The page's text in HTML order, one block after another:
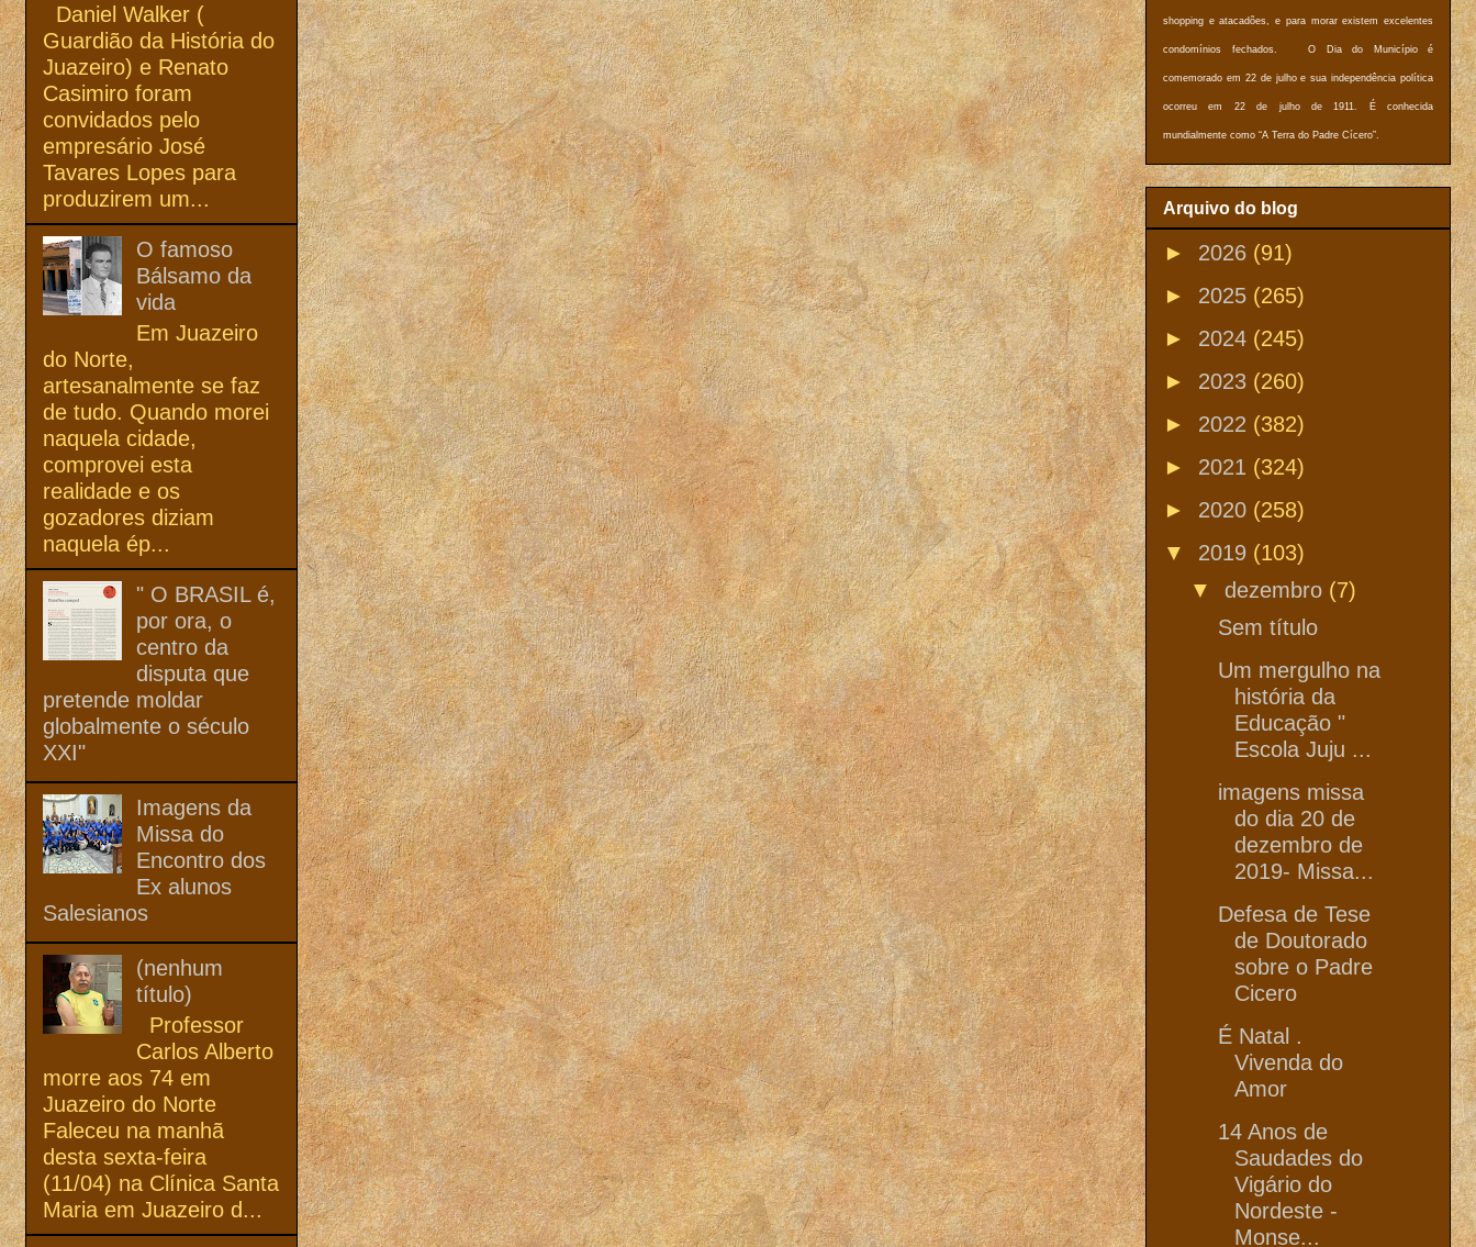
Daniel Walker (
Guardião da História do
Juazeiro) e Renato
Casimiro foram
convidados pelo
empresário José
Tavares Lopes para
produzirem um...
O famoso
Bálsamo da
vida
Em Juazeiro
do Norte,
artesanalmente se faz
de tudo. Quando morei
naquela cidade,
comprovei esta
realidade e os
gozadores diziam
naquela ép...
" O BRASIL é,
por ora, o
centro da
disputa que
pretende moldar
globalmente o século
XXI"
Imagens da
Missa do
Encontro dos
Ex alunos
Salesianos
(nenhum
título)
Professor
Carlos Alberto
morre aos 74 em
Juazeiro do Norte
Faleceu na manhã
desta sexta-feira
(11/04) na Clínica Santa
Maria em Juazeiro d...
shopping e atacadões, e para morar existem excelentes
condomínios fechados. O Dia do Município é
comemorado em 22 de julho e sua independência política
ocorreu em 22 de julho de 1911. É conhecida
mundialmente como “A Terra do Padre Cícero”.
Arquivo do blog
► 2026 (91)
► 2025 (265)
► 2024 (245)
► 2023 (260)
► 2022 (382)
► 2021 (324)
► 2020 (258)
▼ 2019 (103)
▼ dezembro (7)
Sem título
Um mergulho na
história da
Educação "
Escola Juju ...
imagens missa
do dia 20 de
dezembro de
2019- Missa...
Defesa de Tese
de Doutorado
sobre o Padre
Cicero
É Natal .
Vivenda do
Amor
14 Anos de
Saudades do
Vigário do
Nordeste -
Monse...